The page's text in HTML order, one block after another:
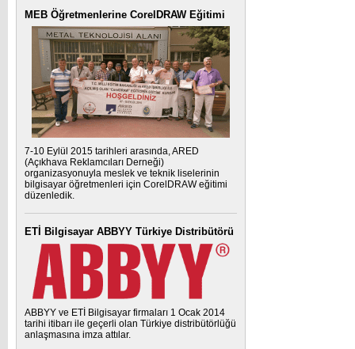
MEB Öğretmenlerine CorelDRAW Eğitimi
7-10 Eylül 2015 tarihleri arasında, ARED
(Açıkhava Reklamcıları Derneği)
organizasyonuyla meslek ve teknik liselerinin
bilgisayar öğretmenleri için CorelDRAW eğitimi
düzenledik.
ETİ Bilgisayar ABBYY Türkiye Distribütörü
ABBYY ve ETİ Bilgisayar firmaları 1 Ocak 2014
tarihi itibarı ile geçerli olan Türkiye distribütörlüğü
anlaşmasına imza attılar.